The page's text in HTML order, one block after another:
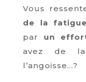
Vous
de la
par un
avez de
l’angoisse…?